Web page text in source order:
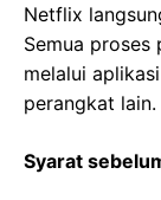
Netflix
Semua proses
melalui
perangkat lain.
Syarat